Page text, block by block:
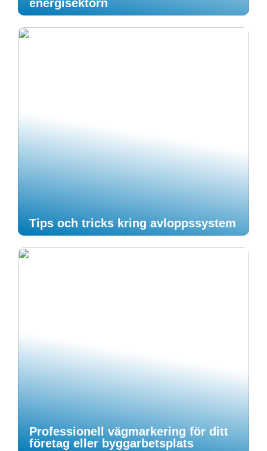
energisektorn
Tips och tricks kring avloppssystem
Professionell vägmarkering för ditt
företag eller byggarbetsplats